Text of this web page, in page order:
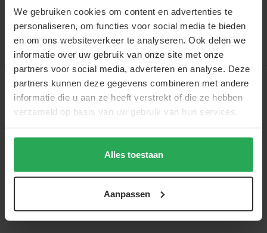
We gebruiken cookies om content en advertenties te
personaliseren, om functies voor social media te bieden
en om ons websiteverkeer te analyseren. Ook delen we
informatie over uw gebruik van onze site met onze
partners voor social media, adverteren en analyse. Deze
partners kunnen deze gegevens combineren met andere
informatie die u aan ze heeft verstrekt of die ze hebben
verzameld op basis van uw gebruik van hun services.
Alles toestaan
Aanpassen
Vergelijk Delen
Recent door jou bekeken